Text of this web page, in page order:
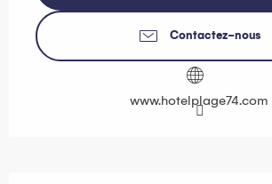
Contactez-nous
www.hotelplage74.com